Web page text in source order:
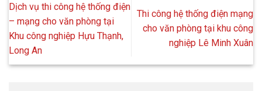
Dịch vụ thi công hệ thống điện
– mạng cho văn phòng tại
Khu công nghiệp Hựu Thạnh,
Long An
Thi công hệ thống điện mạng
cho văn phòng tại khu công
nghiệp Lê Minh Xuân